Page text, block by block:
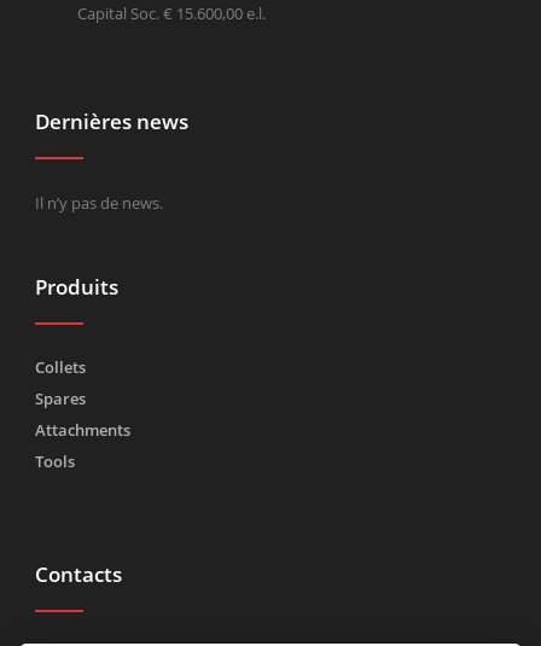
Capital Soc. € 15.600,00 e.l.
Dernières news
Il n’y pas de news.
Produits
Collets
Spares
Attachments
Tools
Contacts